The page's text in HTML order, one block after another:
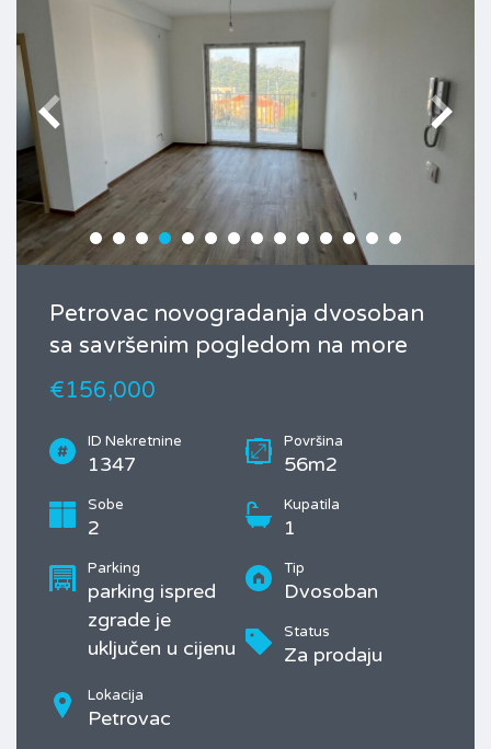
Petrovac novogradanja dvosoban
sa savršenim pogledom na more
€156,000
ID Nekretnine
1347
Površina
56m2
Sobe
2
Kupatila
1
Parking
parking ispred
zgrade je
uključen u cijenu
Tip
Dvosoban
Status
Za prodaju
Lokacija
Petrovac